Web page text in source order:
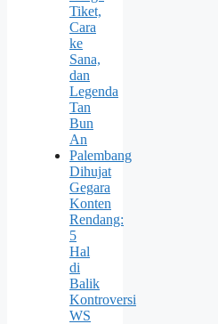
Tiket,
Cara
ke
Sana,
dan
Legenda
Tan
Bun
An
Palembang
Dihujat
Gegara
Konten
Rendang:
5
Hal
di
Balik
Kontroversi
WS